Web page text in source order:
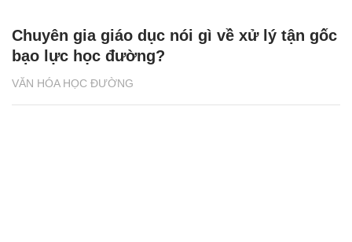
VĂN HÓA HỌC ĐƯỜNG
Chuyên gia giáo dục nói gì về xử lý tận gốc
bạo lực học đường?